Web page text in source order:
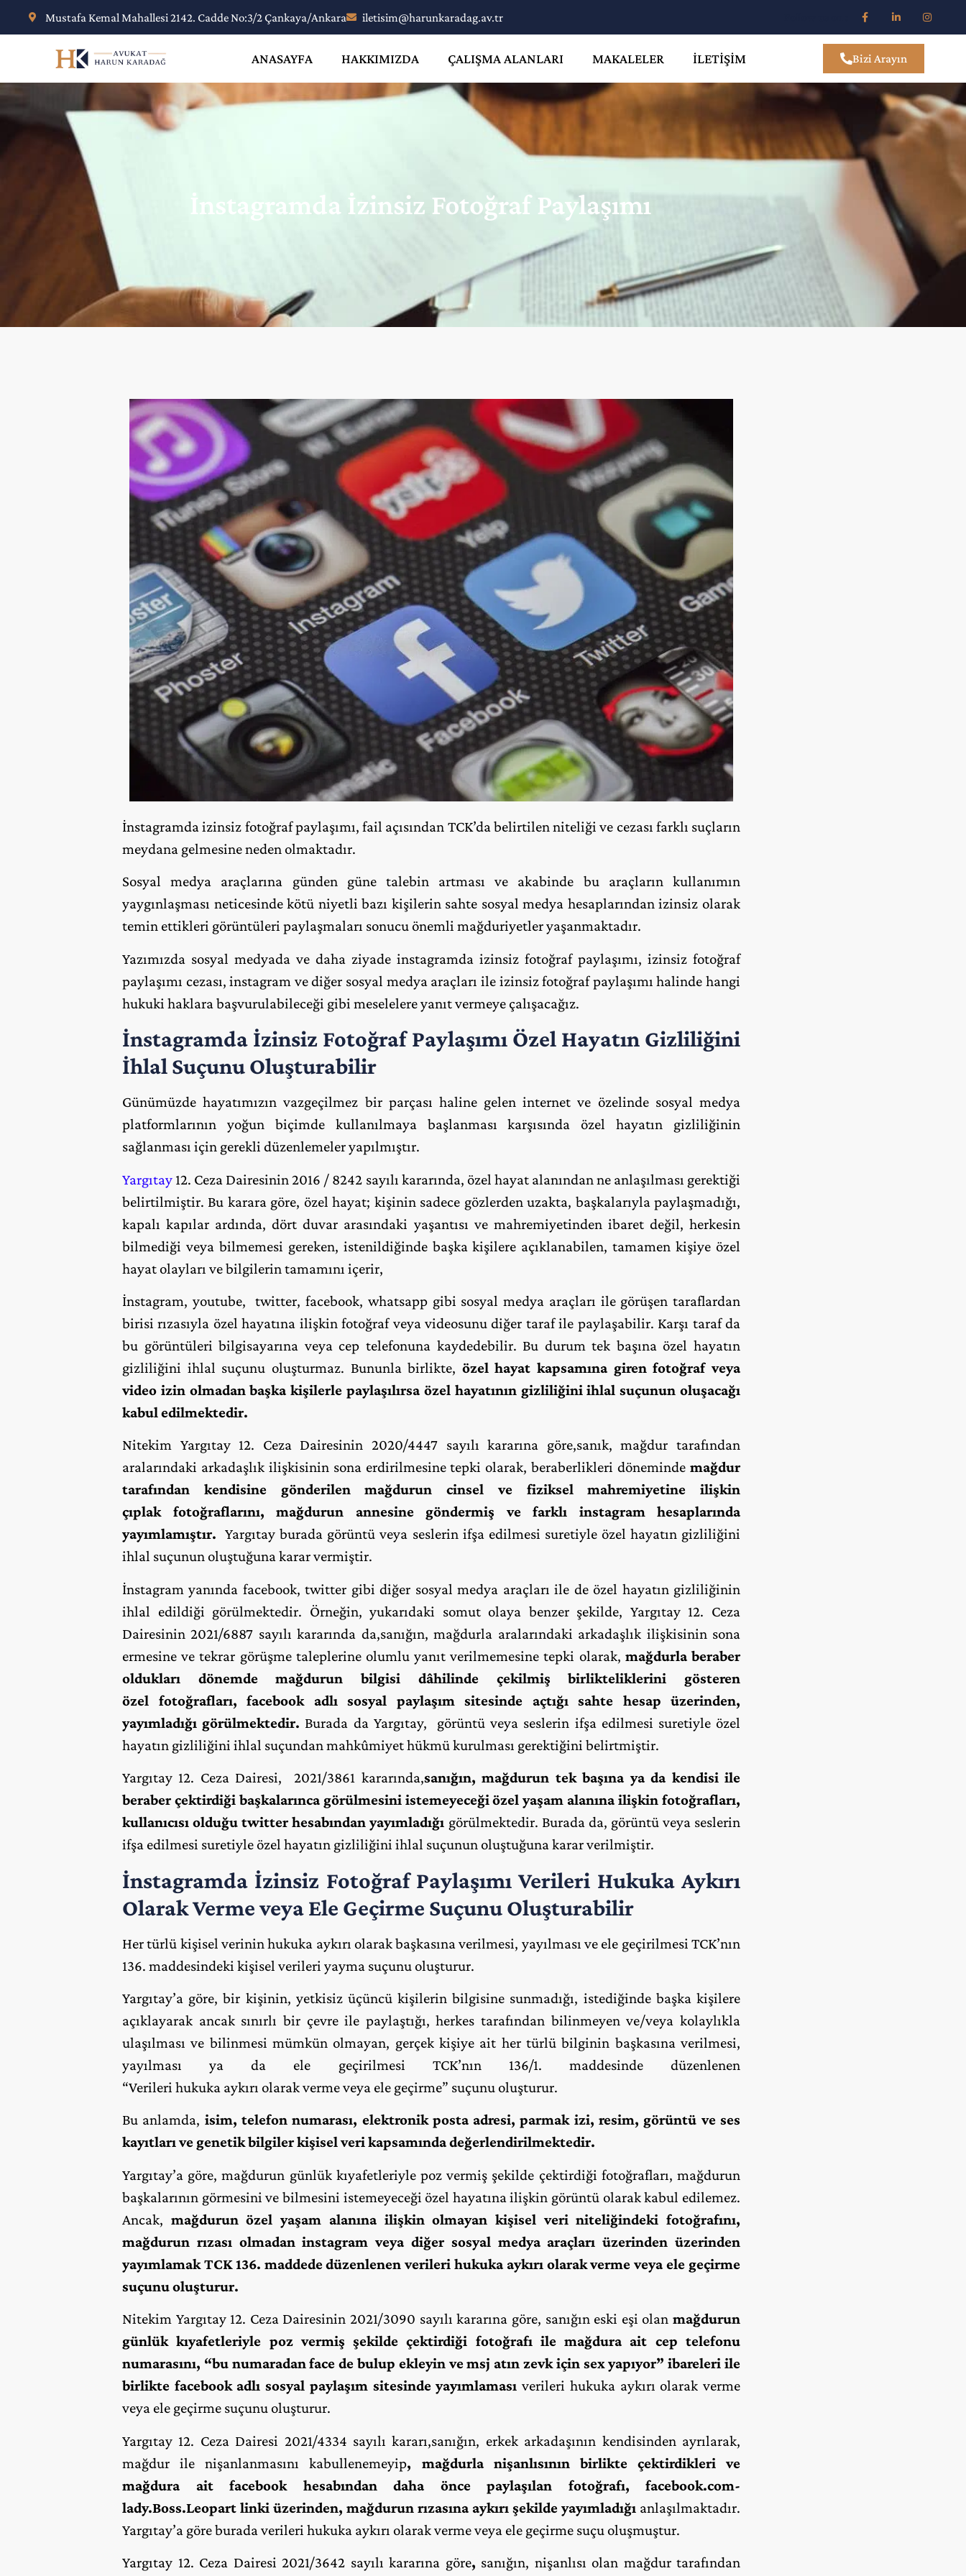
Mustafa Kemal Mahallesi 2142. Cadde No:3/2 Çankaya/Ankara iletisim@harunkaradag.av.tr
ANASAYFA HAKKIMIZDA ÇALIŞMA ALANLARI MAKALELER İLETIŞIM Bizi Arayın
İnstagramda İzinsiz Fotoğraf Paylaşımı
İnstagramda izinsiz fotoğraf paylaşımı, fail açısından TCK’da belirtilen niteliği ve cezası farklı suçların
meydana gelmesine neden olmaktadır.
Sosyal medya araçlarına günden güne talebin artması ve akabinde bu araçların kullanımın
yaygınlaşması neticesinde kötü niyetli bazı kişilerin sahte sosyal medya hesaplarından izinsiz olarak
temin ettikleri görüntüleri paylaşmaları sonucu önemli mağduriyetler yaşanmaktadır.
Yazımızda sosyal medyada ve daha ziyade instagramda izinsiz fotoğraf paylaşımı, izinsiz fotoğraf
paylaşımı cezası, instagram ve diğer sosyal medya araçları ile izinsiz fotoğraf paylaşımı halinde hangi
hukuki haklara başvurulabileceği gibi meselelere yanıt vermeye çalışacağız.
İnstagramda İzinsiz Fotoğraf Paylaşımı Özel Hayatın Gizliliğini
İhlal Suçunu Oluşturabilir
Günümüzde hayatımızın vazgeçilmez bir parçası haline gelen internet ve özelinde sosyal medya
platformlarının yoğun biçimde kullanılmaya başlanması karşısında özel hayatın gizliliğinin
sağlanması için gerekli düzenlemeler yapılmıştır.
Yargıtay 12. Ceza Dairesinin 2016 / 8242 sayılı kararında, özel hayat alanından ne anlaşılması gerektiği
belirtilmiştir. Bu karara göre, özel hayat; kişinin sadece gözlerden uzakta, başkalarıyla paylaşmadığı,
kapalı kapılar ardında, dört duvar arasındaki yaşantısı ve mahremiyetinden ibaret değil, herkesin
bilmediği veya bilmemesi gereken, istenildiğinde başka kişilere açıklanabilen, tamamen kişiye özel
hayat olayları ve bilgilerin tamamını içerir,
İnstagram, youtube, twitter, facebook, whatsapp gibi sosyal medya araçları ile görüşen taraflardan
birisi rızasıyla özel hayatına ilişkin fotoğraf veya videosunu diğer taraf ile paylaşabilir. Karşı taraf da
bu görüntüleri bilgisayarına veya cep telefonuna kaydedebilir. Bu durum tek başına özel hayatın
gizliliğini ihlal suçunu oluşturmaz. Bununla birlikte, özel hayat kapsamına giren fotoğraf veya
video izin olmadan başka kişilerle paylaşılırsa özel hayatının gizliliğini ihlal suçunun oluşacağı
kabul edilmektedir.
Nitekim Yargıtay 12. Ceza Dairesinin 2020/4447 sayılı kararına göre,sanık, mağdur tarafından
aralarındaki arkadaşlık ilişkisinin sona erdirilmesine tepki olarak, beraberlikleri döneminde mağdur
tarafından kendisine gönderilen mağdurun cinsel ve fiziksel mahremiyetine ilişkin
çıplak fotoğraflarını, mağdurun annesine göndermiş ve farklı instagram hesaplarında
yayımlamıştır. Yargıtay burada görüntü veya seslerin ifşa edilmesi suretiyle özel hayatın gizliliğini
ihlal suçunun oluştuğuna karar vermiştir.
İnstagram yanında facebook, twitter gibi diğer sosyal medya araçları ile de özel hayatın gizliliğinin
ihlal edildiği görülmektedir. Örneğin, yukarıdaki somut olaya benzer şekilde, Yargıtay 12. Ceza
Dairesinin 2021/6887 sayılı kararında da,sanığın, mağdurla aralarındaki arkadaşlık ilişkisinin sona
ermesine ve tekrar görüşme taleplerine olumlu yanıt verilmemesine tepki olarak, mağdurla beraber
oldukları dönemde mağdurun bilgisi dâhilinde çekilmiş birlikteliklerini gösteren
özel fotoğrafları, facebook adlı sosyal paylaşım sitesinde açtığı sahte hesap üzerinden,
yayımladığı görülmektedir. Burada da Yargıtay, görüntü veya seslerin ifşa edilmesi suretiyle özel
hayatın gizliliğini ihlal suçundan mahkûmiyet hükmü kurulması gerektiğini belirtmiştir.
Yargıtay 12. Ceza Dairesi,
2021/3861 kararında,sanığın, mağdurun tek başına ya da kendisi ile
beraber çektirdiği başkalarınca görülmesini istemeyeceği özel yaşam alanına ilişkin fotoğrafları,
kullanıcısı olduğu twitter hesabından yayımladığı görülmektedir. Burada da, görüntü veya seslerin
ifşa edilmesi suretiyle özel hayatın gizliliğini ihlal suçunun oluştuğuna karar verilmiştir.
İnstagramda İzinsiz Fotoğraf Paylaşımı Verileri Hukuka Aykırı
Olarak Verme veya Ele Geçirme Suçunu Oluşturabilir
Her türlü kişisel verinin hukuka aykırı olarak başkasına verilmesi, yayılması ve ele geçirilmesi TCK’nın
136. maddesindeki kişisel verileri yayma suçunu oluşturur.
Yargıtay’a göre, bir kişinin, yetkisiz üçüncü kişilerin bilgisine sunmadığı, istediğinde başka kişilere
açıklayarak ancak sınırlı bir çevre ile paylaştığı, herkes tarafından bilinmeyen ve/veya kolaylıkla
ulaşılması ve bilinmesi mümkün olmayan, gerçek kişiye ait her türlü bilginin başkasına verilmesi,
yayılması ya da ele geçirilmesi TCK’nın 136/1. maddesinde düzenlenen
“Verileri hukuka aykırı olarak verme veya ele geçirme” suçunu oluşturur.
Bu anlamda, isim, telefon numarası, elektronik posta adresi, parmak izi, resim, görüntü ve ses
kayıtları ve genetik bilgiler kişisel veri kapsamında değerlendirilmektedir.
Yargıtay’a göre, mağdurun günlük kıyafetleriyle poz vermiş şekilde çektirdiği fotoğrafları, mağdurun
başkalarının görmesini ve bilmesini istemeyeceği özel hayatına ilişkin görüntü olarak kabul edilemez.
Ancak, mağdurun özel yaşam alanına ilişkin olmayan kişisel veri niteliğindekifotoğrafını,
mağdurun rızası olmadan instagram veya diğer sosyal medya araçları üzerinden üzerinden
yayımlamak TCK 136. maddede düzenlenen verileri hukuka aykırı olarak verme veya ele geçirme
suçunu oluşturur.
Nitekim Yargıtay 12. Ceza Dairesinin 2021/3090 sayılı kararına göre, sanığın eski eşi olan mağdurun
günlük kıyafetleriyle poz vermiş şekilde çektirdiği fotoğrafı ile mağdura ait cep telefonu
numarasını, “bu numaradan face de bulup ekleyin ve msj atın zevk için sex yapıyor” ibareleri ile
birlikte facebook adlı sosyal paylaşım sitesinde yayımlaması verileri hukuka aykırı olarak verme
veya ele geçirme suçunu oluşturur.
Yargıtay 12. Ceza Dairesi 2021/4334 sayılı kararı,sanığın, erkek arkadaşının kendisinden ayrılarak,
mağdur ile nişanlanmasını kabullenemeyip, mağdurla nişanlısının birlikte çektirdikleri ve
mağdura ait facebook hesabından daha önce paylaşılan fotoğrafı, facebook.com-
lady.Boss.Leopart linki üzerinden, mağdurun rızasına aykırı şekilde yayımladığı anlaşılmaktadır.
Yargıtay’a göre burada verileri hukuka aykırı olarak verme veya ele geçirme suçu oluşmuştur.
Yargıtay 12. Ceza Dairesi 2021/3642 sayılı kararına göre, sanığın, nişanlısı olan mağdur tarafından